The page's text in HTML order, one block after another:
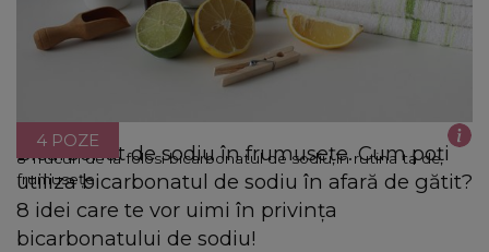
8 Trucuri de la folosi bicarbonatul de sodiu în rutina ta de
frumusețe
4 POZE
Bicarbonat de sodiu în frumusețe. Cum poți
utiliza bicarbonatul de sodiu în afară de gătit?
8 idei care te vor uimi în privința
bicarbonatului de sodiu!